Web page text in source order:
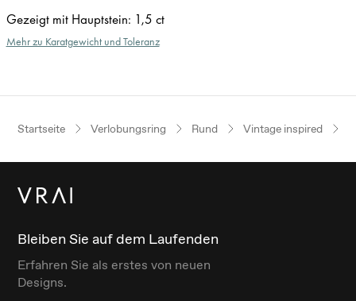
Gezeigt mit Hauptstein: 1,5 ct
Mehr zu Karatgewicht und Toleranz
Startseite Verlobungsring Rund Vintage inspired
Bleiben Sie auf dem Laufenden
Erfahren Sie als erstes von neuen
Designs.